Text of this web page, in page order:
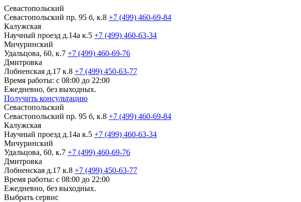
Севастопольский
Севастопольский пр. 95 б, к.8 +7 (499) 460-69-84
Калужская
Научный проезд д.14а к.5 +7 (499) 460-63-34
Мичуринский
Удальцова, 60, к.7 +7 (499) 460-69-76
Дмитровка
Лобненская д.17 к.8 +7 (499) 450-63-77
Время работы: с 08:00 до 22:00
Ежедневно, без выходных.
Получить консультацию
Севастопольский
Севастопольский пр. 95 б, к.8 +7 (499) 460-69-84
Калужская
Научный проезд д.14а к.5 +7 (499) 460-63-34
Мичуринский
Удальцова, 60, к.7 +7 (499) 460-69-76
Дмитровка
Лобненская д.17 к.8 +7 (499) 450-63-77
Время работы: с 08:00 до 22:00
Ежедневно, без выходных.
Выбрать сервис